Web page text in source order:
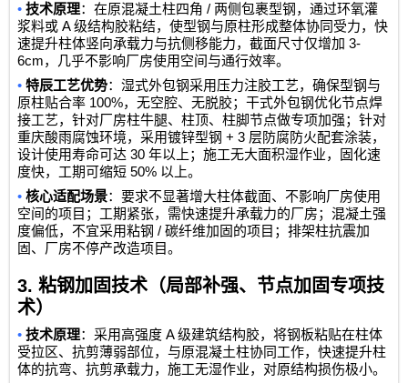
•技术原理：在原混凝土柱四角 /两侧包裹型钢，通过环氧灌
浆料或A级结构胶粘结，使型钢与原柱形成整体协同受力，快
速提升柱体竖向承载力与抗侧移能力，截面尺寸仅增加3-
6cm，几乎不影响厂房使用空间与通行效率。
•特辰工艺优势：湿式外包钢采用压力注胶工艺，确保型钢与
原柱贴合率 100%，无空腔、无脱胶；干式外包钢优化节点焊
接工艺，针对厂房柱牛腿、柱顶、柱脚节点做专项加强；针对
重庆酸雨腐蚀环境，采用镀锌型钢+ 3 层防腐防火配套涂装，
设计使用寿命可达30年以上；施工无大面积湿作业，固化速
度快，工期可缩短50% 以上。
•核心适配场景：要求不显著增大柱体截面、不影响厂房使用
空间的项目；工期紧张，需快速提升承载力的厂房；混凝土强
度偏低，不宜采用粘钢 /碳纤维加固的项目；排架柱抗震加
固、厂房不停产改造项目。
3.粘钢加固技术（局部补强、节点加固专项技
术）
•技术原理：采用高强度 A级建筑结构胶，将钢板粘贴在柱体
受拉区、抗剪薄弱部位，与原混凝土柱协同工作，快速提升柱
体的抗弯、抗剪承载力，施工无湿作业，对原结构损伤极小。